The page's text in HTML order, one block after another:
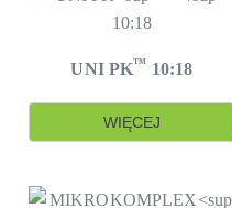
UNI PK™ 10:18
WIĘCEJ